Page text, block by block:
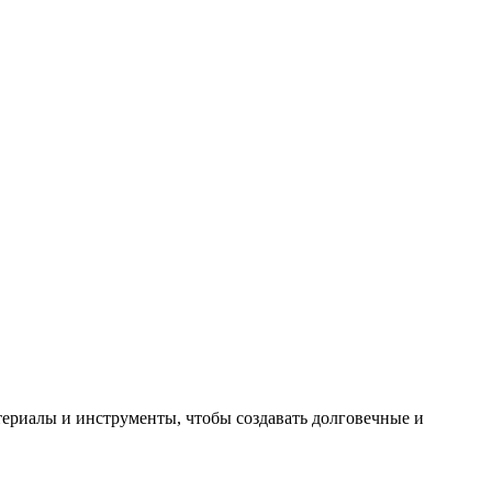
и инструменты, чтобы создавать долговечные и